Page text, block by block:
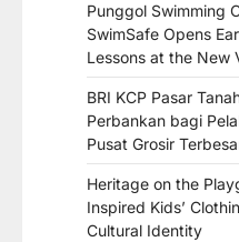
Punggol Swimming
SwimSafe Opens
Lessons at the New
BRI KCP Pasar
Perbankan bagi
Pusat Grosir
Heritage on the
Inspired Kids’
Cultural Identity